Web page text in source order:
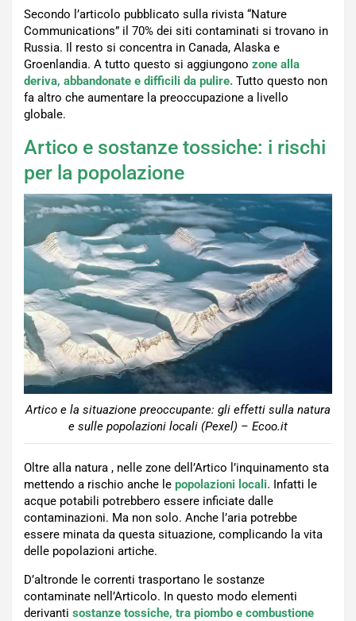
Secondo l’articolo pubblicato sulla rivista “Nature
Communications” il 70% dei siti contaminati si trovano in
Russia. Il resto si concentra in Canada, Alaska e
Groenlandia. A tutto questo si aggiungono zone alla
deriva, abbandonate e difficili da pulire. Tutto questo non
fa altro che aumentare la preoccupazione a livello
globale.
Artico e sostanze tossiche: i rischi
per la popolazione
Artico e la situazione preoccupante: gli effetti sulla natura
e sulle popolazioni locali (Pexel) – Ecoo.it
Oltre alla natura , nelle zone dell’Artico l’inquinamento sta
mettendo a rischio anche le popolazioni locali. Infatti le
acque potabili potrebbero essere inficiate dalle
contaminazioni. Ma non solo. Anche l’aria potrebbe
essere minata da questa situazione, complicando la vita
delle popolazioni artiche.
D’altronde le correnti trasportano le sostanze
contaminate nell’Articolo. In questo modo elementi
derivanti sostanze tossiche, tra piombo e combustione